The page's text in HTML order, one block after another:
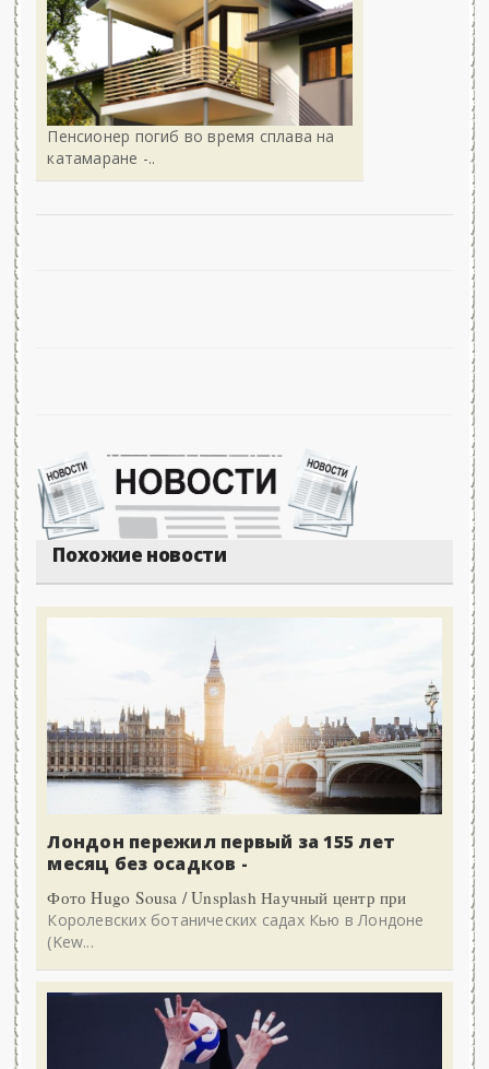
Пенсионер погиб во время сплава на
катамаране -..
Похожие новости
Лондон пережил первый за 155 лет
месяц без осадков -
Фото Hugo Sousa / Unsplash Научный центр при
Королевских ботанических садах Кью в Лондоне
(Kew...